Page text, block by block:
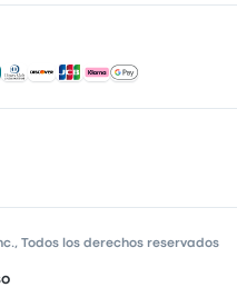
Todos los derechos reservados